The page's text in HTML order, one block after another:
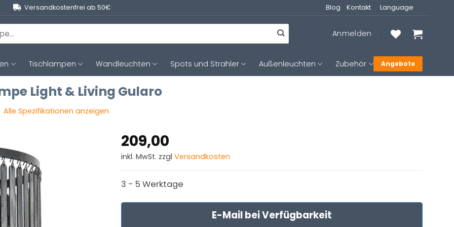
Versandkostenfrei ab 50€ Blog Kontakt Language
Anmelden
Tischlampen Wandleuchten Spots und Strahler Außenleuchten Zubehör Angebote
Light & Living Gularo
Alle Spezifikationen anzeigen
209,00
inkl. MwSt. zzgl Versandkosten
3 - 5 Werktage
E-Mail bei Verfügbarkeit